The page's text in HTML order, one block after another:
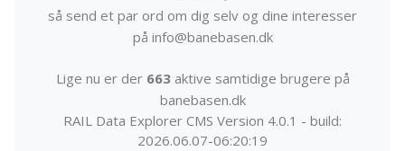
så send et par ord om dig selv og dine interesser
på info@banebasen.dk
Lige nu er der 663aktive samtidige brugere på
banebasen.dk
RAIL Data Explorer CMS Version 4.0.1 - build:
2026.06.07-06:20:19